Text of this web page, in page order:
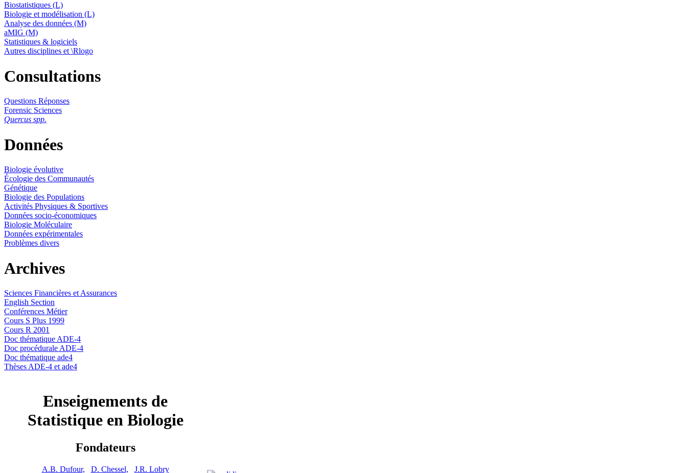
Biostatistiques (L)
Biologie et modélisation (L)
Analyse des données (M)
aMIG (M)
Statistiques & logiciels
Autres disciplines et \Rlogo
Consultations
Questions Réponses
Forensic Sciences
Quercus spp.
Données
Biologie évolutive
Écologie des Communautés
Génétique
Biologie des Populations
Activités Physiques & Sportives
Données socio-économiques
Biologie Moléculaire
Données expérimentales
Problèmes divers
Archives
Sciences Financières et Assurances
English Section
Conférences Métier
Cours S Plus 1999
Cours R 2001
Doc thématique ADE-4
Doc procédurale ADE-4
Doc thématique ade4
Thèses ADE-4 et ade4
Enseignements de
Statistique en Biologie
Fondateurs
A.B. Dufour, D. Chessel, J.R. Lobry